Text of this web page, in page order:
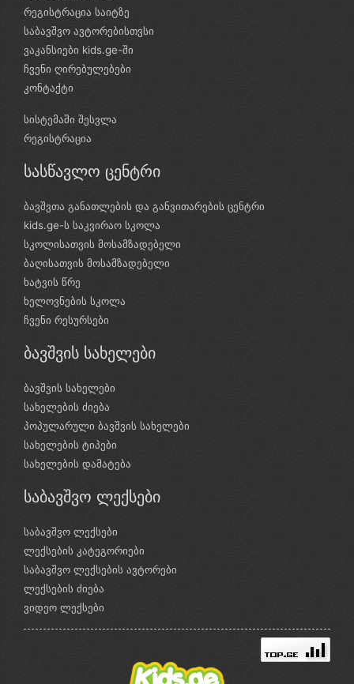
რეგისტრაცია საიტზე
საბავშვო ავტორებისთვსი
ვაკანსიები kids.ge-ში
ჩვენი ღირებულებები
კონტაქტი
სისტემაში შესვლა
რეგისტრაცია
სასწავლო ცენტრი
ბავშვთა განათლების და განვითარების ცენტრი
kids.ge-ს საკვირაო სკოლა
სკოლისათვის მოსამზადებელი
ბაღისათვის მოსამზადებელი
ხატვის წრე
ხელოვნების სკოლა
ჩვენი რესურსები
ბავშვის სახელები
ბავშვის სახელები
სახელების ძიება
პოპულარული ბავშვის სახელები
სახელების ტიპები
სახელების დამატება
საბავშვო ლექსები
საბავშვო ლექსები
ლექსების კატეგორიები
საბავშვო ლექსების ავტორები
ლექსების ძიება
ვიდეო ლექსები